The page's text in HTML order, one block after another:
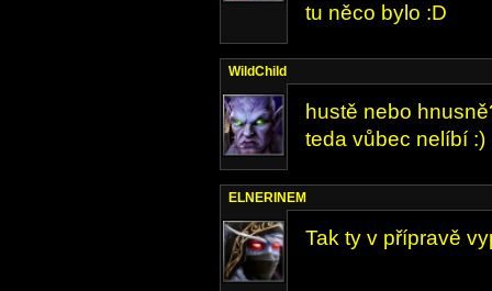
tu něco bylo :D
WildChild
hustě nebo
teda vůbec nelíbí :)
ELNERINEM
Tak ty v přípravě